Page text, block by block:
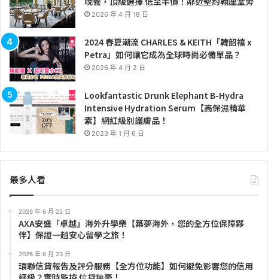
2026 年 4 月 18 日
2024 春夏潮流 CHARLES & KEITH「韓韶禧 x
Petra」如何讓它成為全球時尚必備單品？
2026 年 4 月 2 日
Lookfantastic Drunk Elephant B-Hydra
Intensive Hydration Serum【高保濕精華
素】網紅級別護膚品！
2023 年 1 月 6 日
最多人看
2026 年 6 月 22 日
AXA安盛「卓越」海外升學樂【築夢海外，您的全方位保障夥
伴】保證一趟安心留學之旅！
2026 年 6 月 23 日
環聯信貸報告及評分服務【全方位功能】如何避免影響您的信用